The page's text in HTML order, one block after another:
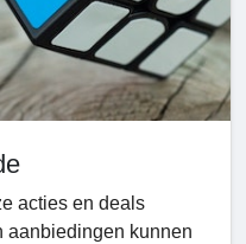
acties en deals
aanbiedingen kunnen